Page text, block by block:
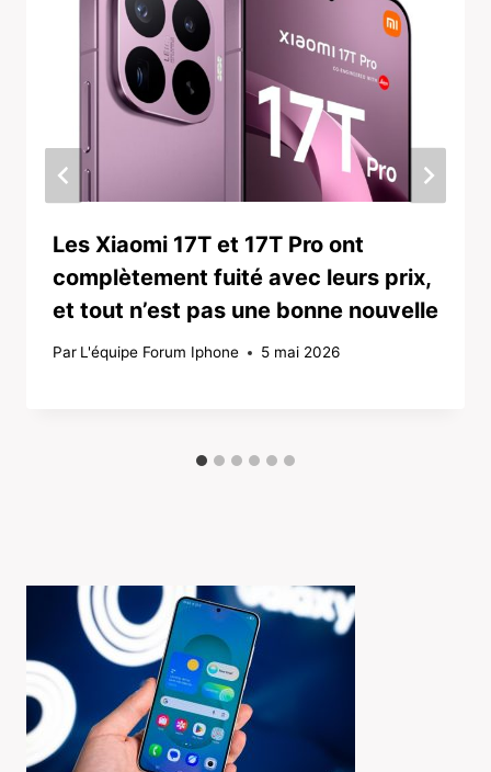
Les Xiaomi 17T et 17T Pro ont
complètement fuité avec leurs prix,
et tout n’est pas une bonne nouvelle
Par L'équipe Forum Iphone 5 mai 2026